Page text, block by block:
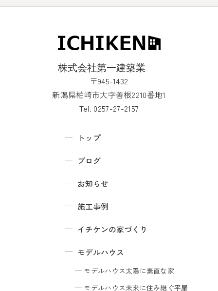
〒945-1432
新潟県柏崎市大字善根2210番地1
Tel. 0257-27-2157
トップ
ブログ
お知らせ
施工事例
イチケンの家づくり
モデルハウス
モデルハウス太陽に素直な家
モデルハウス未来に住み継ぐ平屋